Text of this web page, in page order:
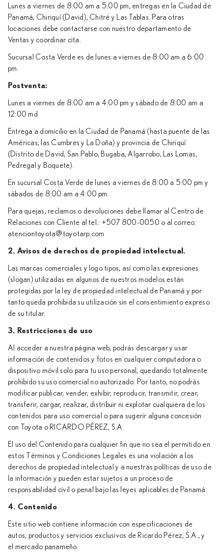
Lunes a viernes de 8:00 am a 5:00 pm, entregas en la Ciudad de
Panamá, Chiriquí (David), Chitré y Las Tablas. Para otras
locaciones debe contactarse con nuestro departamento de
Ventas y coordinar cita.
Sucursal Costa Verde es de lunes a viernes de 8:00 am a 6:00
pm.
Postventa:
Lunes a viernes de 8:00 am a 4:00 pm y sábado de 8:00 am a
12:00 md
Entrega a domicilio en la Ciudad de Panamá (hasta puente de las
Américas, las Cumbres y La Doña) y provincia de Chiriquí
(Distrito de David, San Pablo, Bugaba, Algarrobo, Las Lomas,
Pedregal y Boquete).
En sucursal Costa Verde de lunes a viernes de 8:00 a 5:00 pm y
sábados de 8:00 am a 4:00 pm.
Para quejas, reclamos o devoluciones debe llamar al Centro de
Relaciones con Cliente al tel.: +507 800-0050 o al correo:
atenciontoyota@toyotarp.com
2. Avisos de derechos de propiedad intelectual.
Las marcas comerciales y logo tipos, así como las expresiones
(slogan) utilizadas en algunos de nuestros modelos están
protegidas por la ley de propiedad intelectual de Panamá y por
tanto queda prohibida su utilización sin el consentimiento expreso
de su titular.
3. Restricciones de uso
Al acceder a nuestra página web, podrás descargar y usar
información de contenidos y fotos en cualquier computadora o
dispositivo móvil solo para tu uso personal, quedando totalmente
prohibido su uso comercial no autorizado. Por tanto, no podrás
modificar publicar, vender, exhibir, reproducir, transmitir, crear,
transferir, cargar, realizar, distribuir ni explotar cualquiera de los
contenidos para uso comercial o para sugerir alguna concesión
con Toyota o RICARDO PÉREZ, S.A.
El uso del Contenido para cualquier fin que no sea el permitido en
estos Términos y Condiciones Legales es una violación a los
derechos de propiedad intelectual y a nuestras políticas de uso de
la información y pueden estar sujetos a un proceso de
responsabilidad civil o penal bajo las leyes aplicables de Panamá.
4. Contenido
Este sitio web contiene información con especificaciones de
autos, productos y servicios exclusivos de Ricardo Pérez, S.A., y
el mercado panameño.